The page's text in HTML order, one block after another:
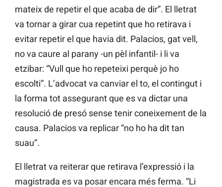
mateix de repetir el que acaba de dir”. El lletrat
va tornar a girar cua repetint que ho retirava i
evitar repetir el que havia dit. Palacios, gat vell,
no va caure al parany -un pèl infantil- i li va
etzibar: “Vull que ho repeteixi perquè jo ho
escolti”. L’advocat va canviar el to, el contingut i
la forma tot assegurant que es va dictar una
resolució de presó sense tenir coneixement de la
causa. Palacios va replicar “no ho ha dit tan
suau”.
El lletrat va reiterar que retirava l’expressió i la
magistrada es va posar encara més ferma. “Li